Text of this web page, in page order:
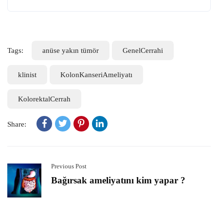
Tags: anüse yakın tümör GenelCerrahi
klinist KolonKanseriAmeliyatı
KolorektalCerrah
Share:
Previous Post
Bağırsak ameliyatını kim yapar ?